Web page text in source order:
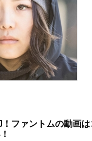
ファントムの動画